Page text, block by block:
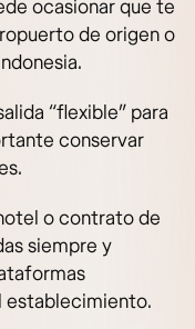
ocasionar que te
de origen o
“flexible” para
conservar
o contrato de
siempre y
establecimiento.